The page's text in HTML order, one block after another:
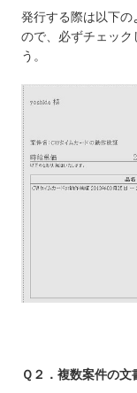
発行する際は以下
ので、必ずチェック
う。
Ｑ２．複数案件の